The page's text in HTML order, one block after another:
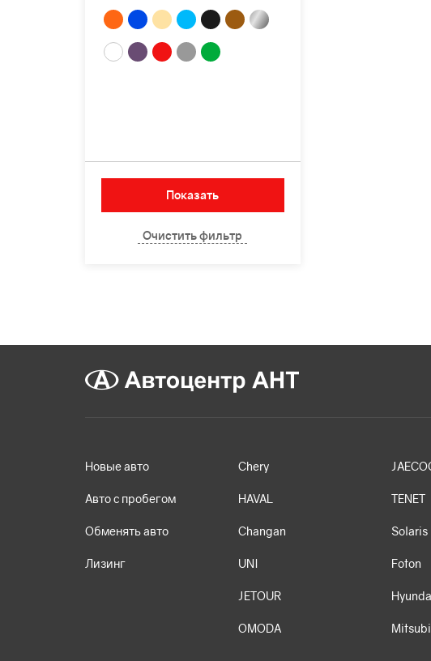
Новые авто
Авто с пробегом
Обменять авто
Лизинг
Chery
HAVAL
Changan
UNI
JETOUR
OMODA
TENET
Solaris
Foton